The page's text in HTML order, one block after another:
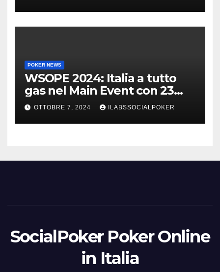
POKER NEWS
WSOPE 2024: Italia a tutto
gas nel Main Event con 23
azzurri al day 3
OTTOBRE 7, 2024 ILABSSOCIALPOKER
SocialPoker Poker Online
in Italia